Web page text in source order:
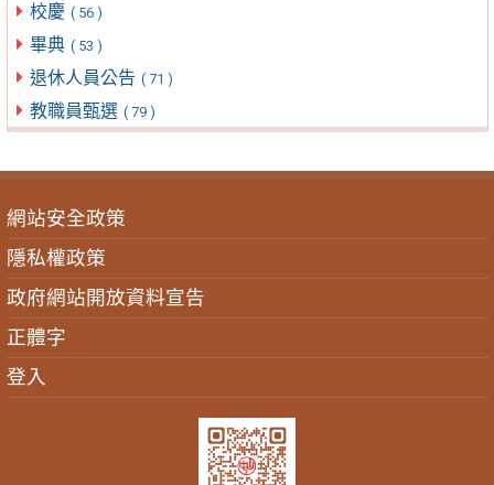
校慶 ( 56 )
畢典 ( 53 )
退休人員公告 ( 71 )
教職員甄選 ( 79 )
網站安全政策
隱私權政策
政府網站開放資料宣告
正體字
登入